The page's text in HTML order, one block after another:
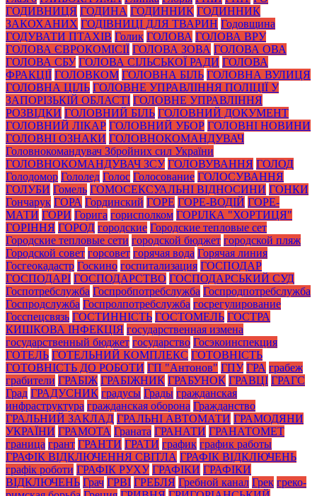
ГОДИВНИЦЯ ГОДИНА ГОДИННИК ГОДИННИК
ЗАКОХАНИХ ГОДІВНИЦІ ДЛЯ ТВАРИН Годовщина
ГОДУВАТИ ПТАХІВ Голик ГОЛОВА ГОЛОВА ВРУ
ГОЛОВА ЄВРОКОМІСІЇ ГОЛОВА ЗОВА ГОЛОВА ОВА
ГОЛОВА СБУ ГОЛОВА СІЛЬСЬКОЇ РАДИ ГОЛОВА
ФРАКЦІЇ ГОЛОВКОМ ГОЛОВНА БІЛЬ ГОЛОВНА ВУЛИЦЯ
ГОЛОВНА ЦІЛЬ ГОЛОВНЕ УПРАВЛІННЯ ПОЛІЦІЇ У
ЗАПОРІЗЬКІЙ ОБЛАСТІ ГОЛОВНЕ УПРАВЛІННЯ
РОЗВІДКИ ГОЛОВНИЙ БІЛЬ ГОЛОВНИЙ ДОКУМЕНТ
ГОЛОВНИЙ ЛІКАР ГОЛОВНИЙ УБОР ГОЛОВНІ НОВИНИ
ГОЛОВНІ ОЗНАКИ ГОЛОВНОКОМАНДУВАЧ
Головнокомандувач Збройних сил України
ГОЛОВНОКОМАНДУВАЧ ЗСУ ГОЛОВУВАННЯ ГОЛОД
Голодомор Гололед Голос Голосование ГОЛОСУВАННЯ
ГОЛУБИ Гомель ГОМОСЕКСУАЛЬНІ ВІДНОСИНИ ГОНКИ
Гончарук ГОРА Гординский ГОРЕ ГОРЕ-ВОДІЙ ГОРЕ-
МАТИ ГОРИ Горига горисполком ГОРІЛКА "ХОРТИЦЯ"
ГОРІННЯ ГОРОД городские Городские тепловые сет
Городские тепловые сети городской бюджет городской пляж
Городской совет горсовет горячая вода Горячая линия
Госгеокадастр Госкино госпитализация ГОСПОДАР
ГОСПОДАРІ ГОСПОДАРСТВО ГОСПОДАРСЬКИЙ СУД
Госпотребслужба Госпробпотребслужба Госпродпотребслужба
Госпродслужба Госпролпотребслужба госрегулирование
Госспецсвязь ГОСТИННІСТЬ ГОСТОМЕЛЬ ГОСТРА
КИШКОВА ІНФЕКЦІЯ государственная измена
государственный бюджет государство Госэкоинспекция
ГОТЕЛЬ ГОТЕЛЬНИЙ КОМПЛЕКС ГОТОВНІСТЬ
ГОТОВНІСТЬ ДО РОБОТИ ГП "Антонов" ГПУ ГРА грабеж
грабители ГРАБІЖ ГРАБІЖНИК ГРАБУНОК ГРАВЦІ ГРАГС
Град ГРАДУСНИК градусы Грады гражданская
инфраструктура гражданская оборона Гражданство
ГРАЛЬНИЙ ЗАКЛАД ГРАЛЬНІ АВТОМАТИ ГРАМОДЯНИ
УКРАЇНИ ГРАМОТА Граната ГРАНАТИ ГРАНАТОМЕТ
граница грант ГРАНТИ ГРАТИ график график работы
ГРАФІК ВІДКЛЮЧЕННЯ СВІТЛА ГРАФІК ВІДКЛЮЧЕНЬ
графік роботи ГРАФІК РУХУ ГРАФІКИ ГРАФІКИ
ВІДКЛЮЧЕНЬ Грач ГРВІ ГРЕБЛЯ Гребной канал Грек греко-